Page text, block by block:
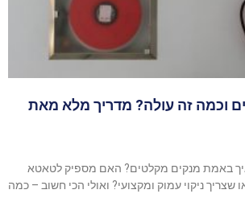
וכמה זה עולה? מדריך מלא מאת
באמת מנקים מקלטים? האם מספיק לטאטא
שצריך ניקוי עמוק ומקצועי? ואולי הכי חשוב – כמה